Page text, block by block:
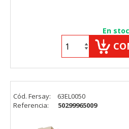
En
Cód. Fersay:
63EL0050
Referencia:
50299965009